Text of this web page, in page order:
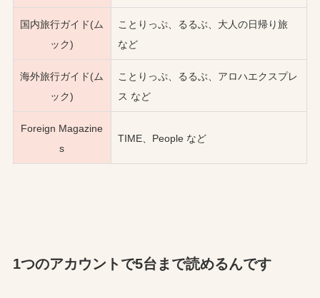
国内旅行ガイド(ム
ック)
ことりっぷ、るるぶ、大人の日帰り旅
など
海外旅行ガイド(ム
ック)
ことりっぷ、るるぶ、アロハエクスプレ
ス など
Foreign Magazine
s
TIME、People など
1つのアカウントで5台まで読めるんです